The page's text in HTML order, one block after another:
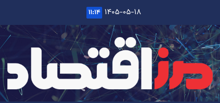
content
۱۴۰۵-۰۵-۱۸ ۱۱:۱۴